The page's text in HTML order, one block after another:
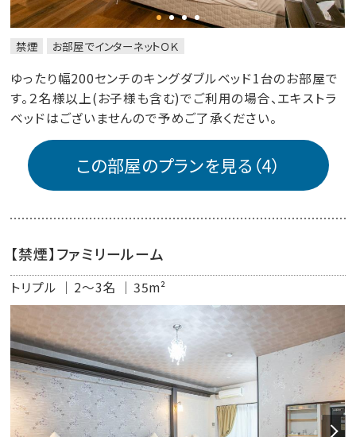
禁煙 お部屋でインターネットＯＫ
ゆったり幅200センチのキングダブルベッド1台のお部屋で
す。２名様以上(お子様も含む)でご利用の場合、エキストラ
ベッドはございませんので予めご了承ください。
この部屋のプランを見る（4）
【禁煙】ファミリールーム
トリプル 2～3名 35m²